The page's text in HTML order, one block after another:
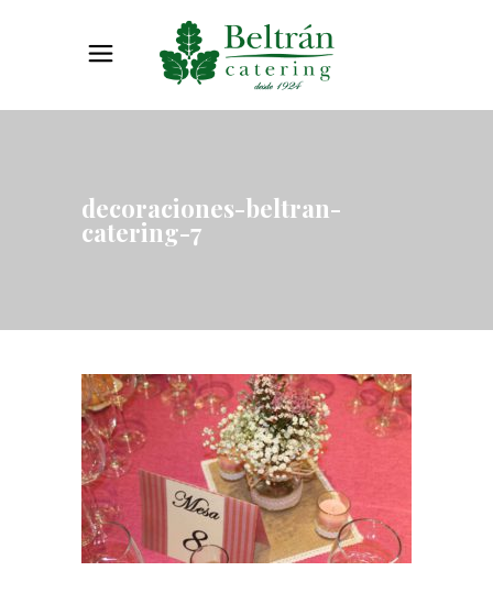
decoraciones-beltran-
catering-7